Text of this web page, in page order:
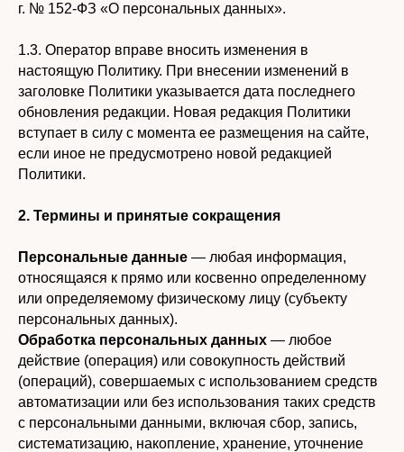
г. № 152-ФЗ «О персональных данных».
1.3. Оператор вправе вносить изменения в
настоящую Политику. При внесении изменений в
заголовке Политики указывается дата последнего
обновления редакции. Новая редакция Политики
вступает в силу с момента ее размещения на сайте,
если иное не предусмотрено новой редакцией
Политики.
2. Термины и принятые сокращения
Персональные данные — любая информация,
относящаяся к прямо или косвенно определенному
или определяемому физическому лицу (субъекту
персональных данных).
Обработка персональных данных — любое
действие (операция) или совокупность действий
(операций), совершаемых с использованием средств
автоматизации или без использования таких средств
с персональными данными, включая сбор, запись,
систематизацию, накопление, хранение, уточнение